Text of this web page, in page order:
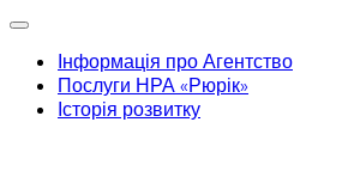
Інформація про Агентство
Послуги НРА «Рюрік»
Історія розвитку